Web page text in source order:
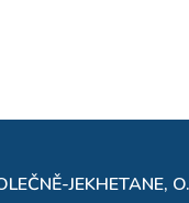
JEKHETANE,